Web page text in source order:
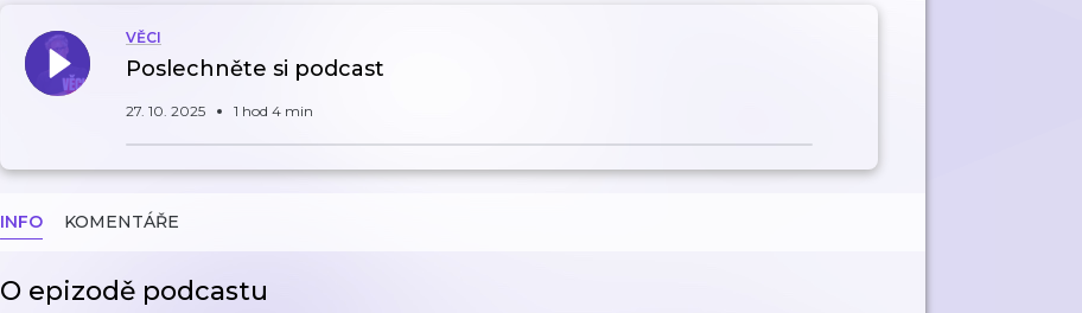
VĚCI
Poslechněte si podcast
27. 10. 2025 1 hod 4 min
INFO KOMENTÁŘE
O epizodě podcastu